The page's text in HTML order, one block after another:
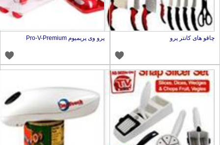
چاقو های کانتر پرو پرو وی پریمیوم Pro-V-Premium